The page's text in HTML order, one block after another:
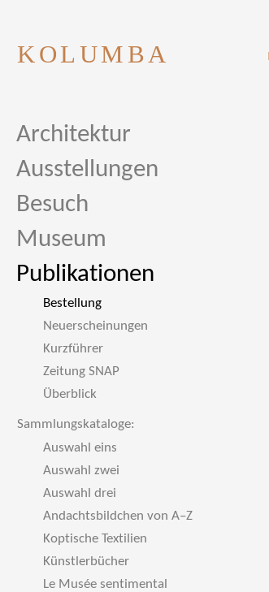
KOLUMBA
Architektur
Ausstellungen
Besuch
Museum
Publikationen
Bestellung
Neuerscheinungen
Kurzführer
Zeitung SNAP
Überblick
Sammlungskataloge:
Auswahl eins
Auswahl zwei
Auswahl drei
Andachtsbildchen von A–Z
Koptische Textilien
Künstlerbücher
Le Musée sentimental